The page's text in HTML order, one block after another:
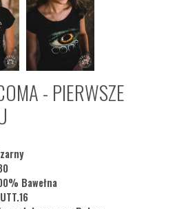
- PIERWSZE
Bawełna